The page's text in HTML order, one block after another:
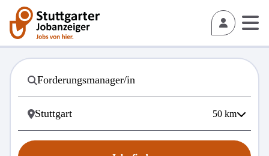
50 km